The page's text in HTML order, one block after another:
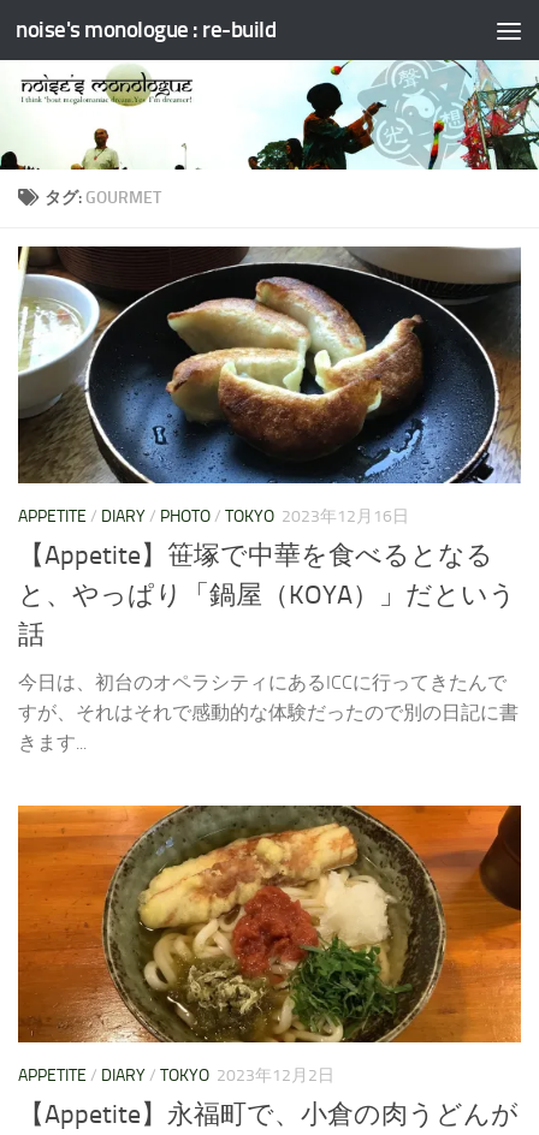
コンテンツへスキップ
noise's monologue : re-build
タグ: GOURMET
APPETITE / DIARY/ PHOTO/ TOKYO 2023年12月16日
【Appetite】笹塚で中華を食べるとなる
と、やっぱり「鍋屋（KOYA）」だという
話
今日は、初台のオペラシティにあるICCに行ってきたんで
すが、それはそれで感動的な体験だったので別の日記に書
きます...
APPETITE / DIARY/ TOKYO 2023年12月2日
【Appetite】永福町で、小倉の肉うどんが